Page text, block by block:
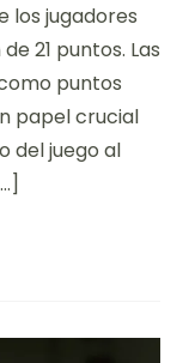
los jugadores
21 puntos. Las
puntos
papel crucial
del juego al